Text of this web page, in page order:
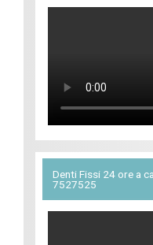
Denti Fissi 24 ore a
7527525